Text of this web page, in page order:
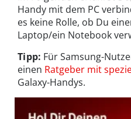
Handy mit dem PC
es keine Rolle, ob Du
Laptop/ein Notebook
Tipp: Für Samsung-
einen Ratgeber mit
Galaxy-Handys.